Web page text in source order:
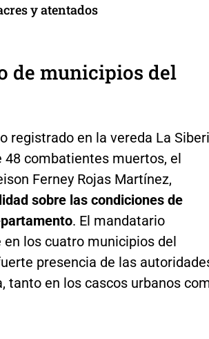
y atentados
de municipios del
registrado en la vereda La
48 combatientes muertos, el
Ferney Rojas Martínez,
sobre las condiciones de
. El mandatario
los cuatro municipios del
presencia de las
tanto en los cascos urbanos